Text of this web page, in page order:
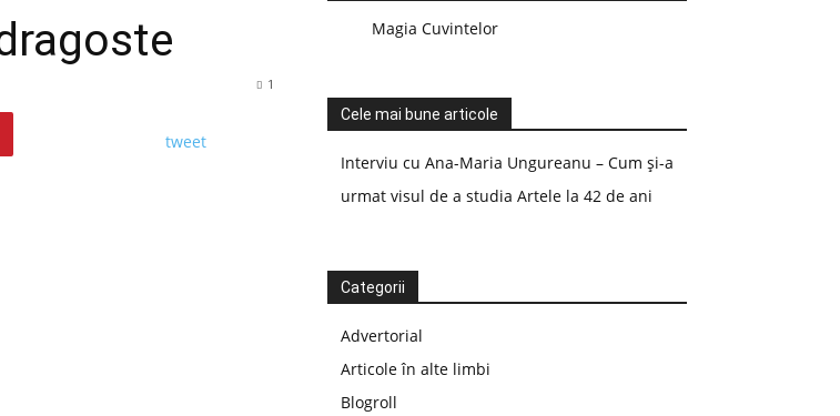
1
tweet
Magia Cuvintelor
Cele mai bune articole
Interviu cu Ana-Maria Ungureanu – Cum și-a
urmat visul de a studia Artele la 42 de ani
Categorii
Advertorial
Articole în alte limbi
Blogroll